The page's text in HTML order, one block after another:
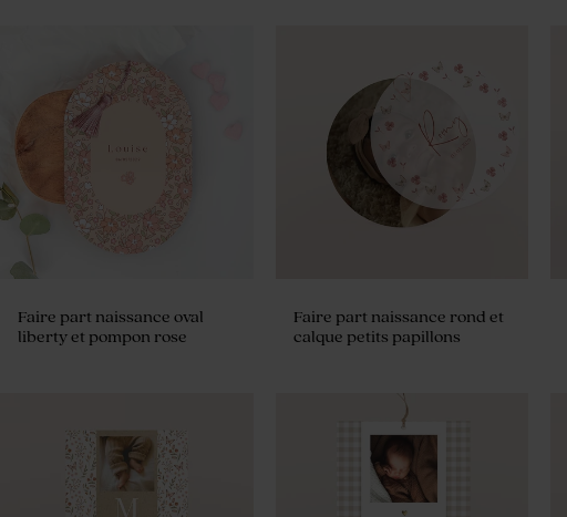
Faire part naissance oval
liberty et pompon rose
Faire part naissance rond et
calque petits papillons